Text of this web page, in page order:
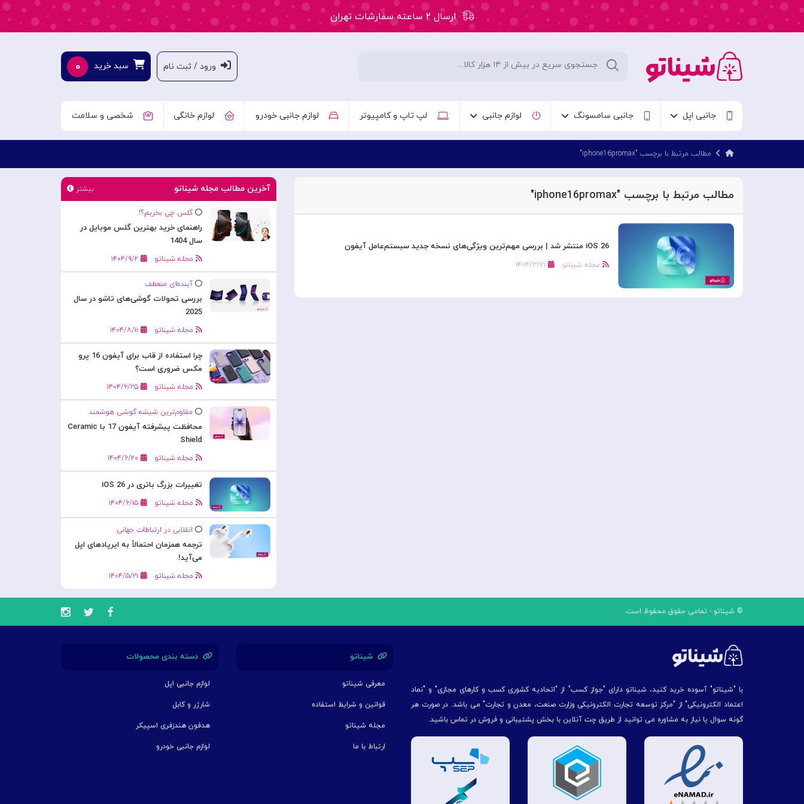
ارسال ۲ ساعته سفارشات تهران
ورود / ثبت نام سبد خرید ۰
جانبی اپل جانبی سامسونگ لوازم جانبی لپ تاپ و کامپیوتر لوازم جانبی خودرو لوازم خانگی شخصی و سلامت
مطالب مرتبط با برچسب "iphone16promax"
مطالب مرتبط با برچسب "iphone16promax"
iOS 26 منتشر شد | بررسی مهم‌ترین ویژگی‌های نسخه جدید سیستم‌عامل آیفون
مجله شیناتو ۱۴۰۴/۳/۲۱
آخرین مطالب مجله شیناتو بیشتر
گلس چی بخریم؟!
راهنمای خرید بهترین گلس موبایل در
سال 1404
مجله شیناتو ۱۴۰۴/۹/۲
آینده‌ای منعطف
بررسی تحولات گوشی‌های تاشو در سال
2025
مجله شیناتو ۱۴۰۴/۸/۱۱
چرا استفاده از قاب برای آیفون 16 پرو
مکس ضروری است؟
مجله شیناتو ۱۴۰۴/۶/۲۵
مقاوم‌ترین شیشه گوشی هوشمند
محافظت پیشرفته آیفون 17 با Ceramic
Shield
مجله شیناتو ۱۴۰۴/۶/۲۰
تغییرات بزرگ باتری در iOS 26
مجله شیناتو ۱۴۰۴/۶/۱۵
انقلابی در ارتباطات جهانی
ترجمه همزمان احتمالاً به ایرپادهای اپل
می‌آید!
مجله شیناتو ۱۴۰۴/۵/۲۱
© شیناتو - تمامی حقوق محفوظ است.
با "شیناتو" آسوده خرید کنید، شیناتو دارای "جواز کسب" از "اتحادیه کشوری کسب و کارهای مجازی" و "نماد
اعتماد الکترونیکی" از "مركز توسعه تجارت الكترونیكی وزارت صنعت، معدن و تجارت" می باشد. در صورت هر
گونه سوال یا نیاز به مشاوره می توانید از طریق چت آنلاین با بخش پشتیبانی و فروش در تماس باشید.
شیناتو
معرفی شیناتو
قوانین و شرایط استفاده
مجله شیناتو
ارتباط با ما
دسته بندی محصولات
لوازم جانبی اپل
شارژر و کابل
هدفون هندزفری اسپیکر
لوازم جانبی خودرو